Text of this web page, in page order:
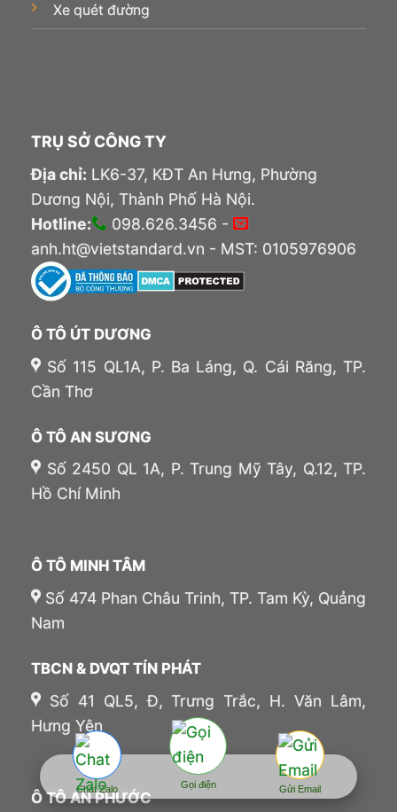
Xe quét đường
TRỤ SỞ CÔNG TY
Địa chỉ: LK6-37, KĐT An Hưng, Phường
Dương Nội, Thành Phố Hà Nội.
Hotline:
098.626.3456 -
anh.ht@vietstandard.vn - MST: 0105976906
Ô TÔ ÚT DƯƠNG
Số 115 QL1A, P. Ba Láng, Q. Cái Răng, TP.
Cần Thơ
Ô TÔ AN SƯƠNG
Số 2450 QL 1A, P. Trung Mỹ Tây, Q.12, TP.
Hồ Chí Minh
Ô TÔ MINH TÂM
Số 474 Phan Châu Trinh, TP. Tam Kỳ, Quảng
Nam
TBCN & DVQT TÍN PHÁT
Số 41 QL5, Đ, Trưng Trắc, H. Văn Lâm,
Hưng Yên
Ô TÔ AN PHƯỚC
Chat Zalo Gọi điện Gửi Email